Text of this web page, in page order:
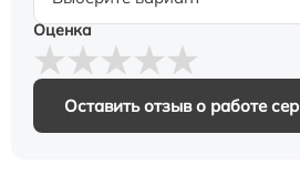
Оценка
Оставить отзыв о работе